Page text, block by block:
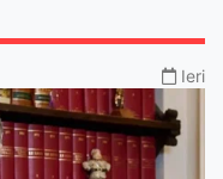
Ieri